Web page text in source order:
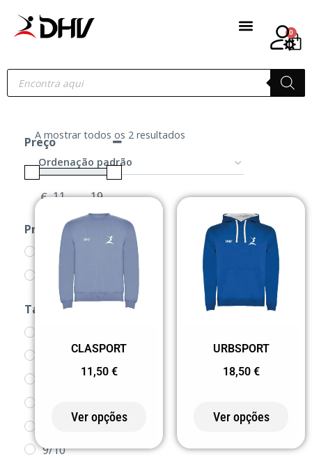
0
Preço
€ -
Produtos
PRODUTOS
SWEATS
Tamanho
9/10
A mostrar todos os 2 resultados
CLASPORT
11,50 €
Ver opções
URBSPORT
18,50 €
Ver opções